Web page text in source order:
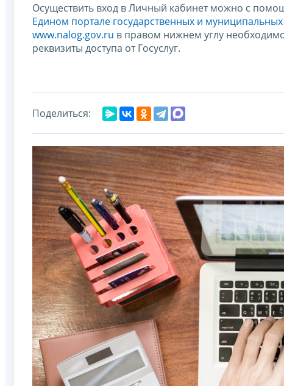
Осуществить вход в Личный кабинет можно с
Едином портале государственных и муниципальных
www.nalog.gov.ru в правом нижнем углу
реквизиты доступа от Госуслуг.
Поделиться: